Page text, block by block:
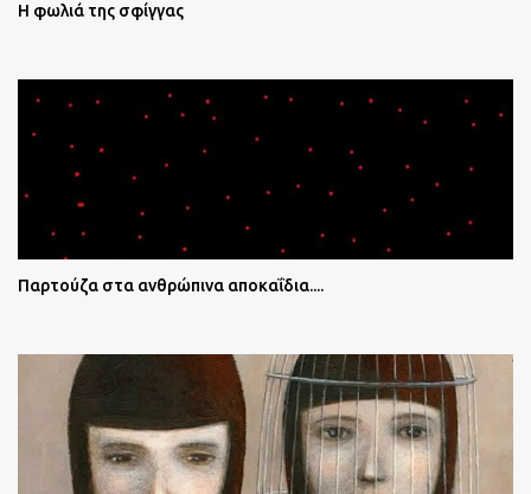
Η φωλιά της σφίγγας
Παρτούζα στα ανθρώπινα αποκαΐδια....